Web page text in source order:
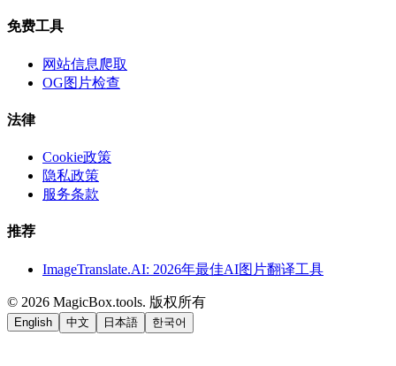
免费工具
网站信息爬取
OG图片检查
法律
Cookie政策
隐私政策
服务条款
推荐
ImageTranslate.AI: 2026年最佳AI图片翻译工具
© 2026 MagicBox.tools. 版权所有
English 中文 日本語 한국어